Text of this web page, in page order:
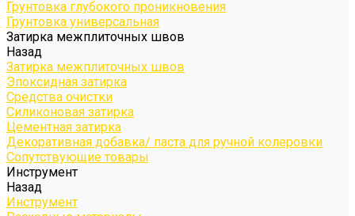
Грунтовка глубокого проникновения
Грунтовка универсальная
Затирка межплиточных швов
Назад
Затирка межплиточных швов
Эпоксидная затирка
Средства очистки
Силиконовая затирка
Цементная затирка
Декоративная добавка/ паста для ручной колеровки
Сопутствующие товары
Инструмент
Назад
Инструмент